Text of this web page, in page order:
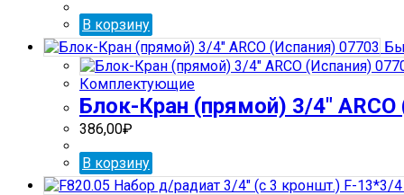
В корзину
Комплектующие
Блок-Кран (прямой) 3/4″
386,00₽
В корзину